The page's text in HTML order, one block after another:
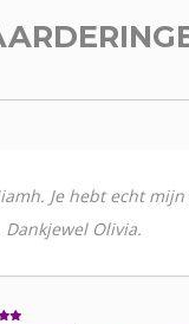
Je hebt echt
Olivia.